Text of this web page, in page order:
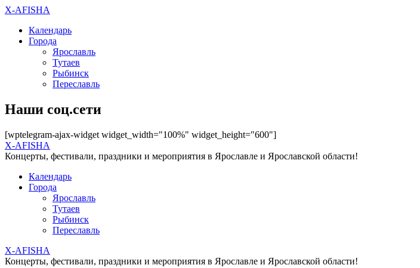
X-AFISHA
Календарь
Города
Ярославль
Тутаев
Рыбинск
Переславль
Наши соц.сети
[wptelegram-ajax-widget widget_width="100%" widget_height="600"]
X-AFISHA
Концерты, фестивали, праздники и мероприятия в Ярославле и Ярославской области!
Календарь
Города
Ярославль
Тутаев
Рыбинск
Переславль
X-AFISHA
Концерты, фестивали, праздники и мероприятия в Ярославле и Ярославской области!